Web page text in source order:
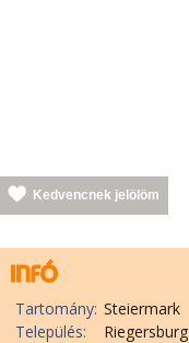
Kedvencnek jelölöm
Tartomány: Steiermark
Település:
Riegersburg